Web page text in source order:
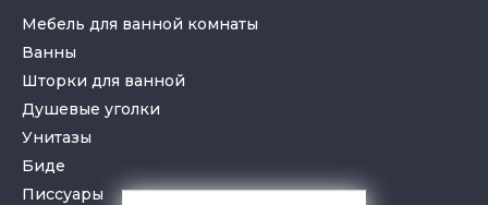
Мебель для ванной комнаты
Ванны
Шторки для ванной
Душевые уголки
Унитазы
Биде
Писсуары